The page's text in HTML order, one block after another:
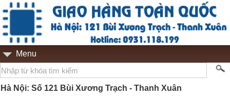
Menu
Hà Nội: Số 121 Bùi Xương Trạch - Thanh Xuân